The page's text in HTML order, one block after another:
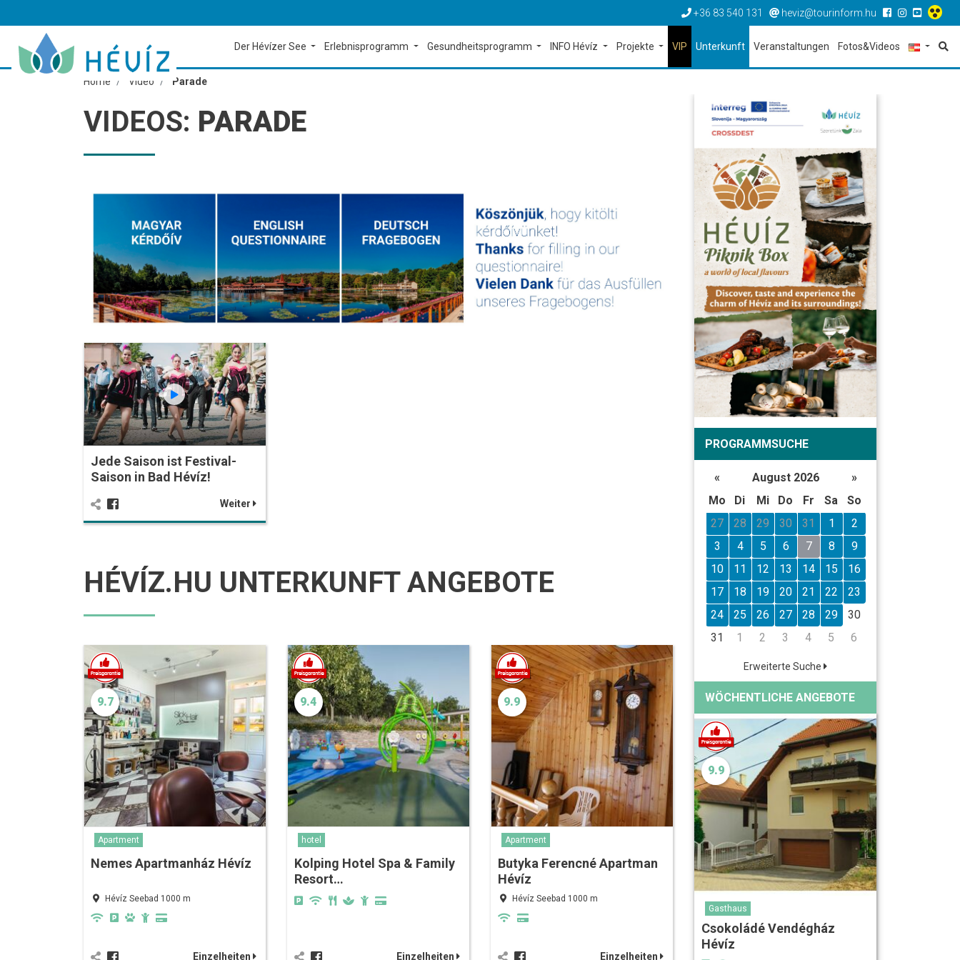
+36 83 540 131 heviz@tourinform.hu
Der Hévízer See Erlebnisprogramm Gesundheitsprogramm INFO Hévíz Projekte VIP Unterkunft Veranstaltungen Fotos&Videos
Home Video Parade
VIDEOS: PARADE
Jede Saison ist Festival-
Saison in Bad Hévíz!
Weiter
HÉVÍZ.HU UNTERKUNFT ANGEBOTE
9.7
Apartment
Nemes Apartmanház Hévíz
Hévíz Seebad 1000 m
Einzelheiten
9.4
hotel
Kolping Hotel Spa & Family
Resort…
Einzelheiten
9.9
Apartment
Butyka Ferencné Apartman
Hévíz
Hévíz Seebad 1000 m
Einzelheiten
PROGRAMMSUCHE
« August 2026
»
Mo
Di Mi Do Fr Sa
So
27
28 29 30 31 1
2
3
4 5 6 7 8
9
10
11 12 13 14 15
16
17
18 19 20 21 22
23
24
25 26 27 28 29
30
31
1 2 3 4 5 6
Erweiterte Suche
WÖCHENTLICHE ANGEBOTE
9.9
Gasthaus
Csokoládé Vendégház
Hévíz